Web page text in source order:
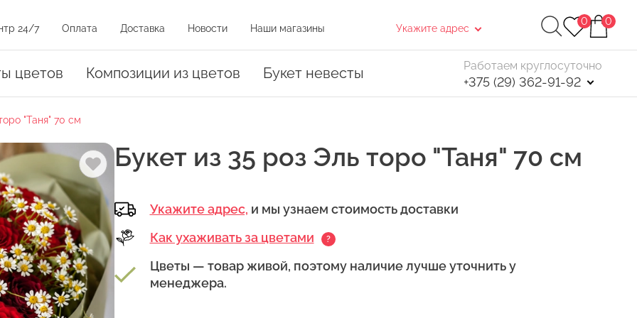
24/7 Оплата Доставка Новости Наши магазины Укажите адрес
0 0
цветов Композиции из цветов Букет невесты Работаем круглосуточно
+375 (29) 362-91-92
"Таня" 70 см
Букет из 35 роз Эль торо "Таня" 70 см
Укажите адрес, и мы узнаем стоимость доставки
Как ухаживать за цветами
?
Цветы — товар живой, поэтому наличие лучше уточнить у
менеджера.
на карте
на магазин на карте или нажать на адрес в списке магазинов. После чего, в открывшемся окне нажмите